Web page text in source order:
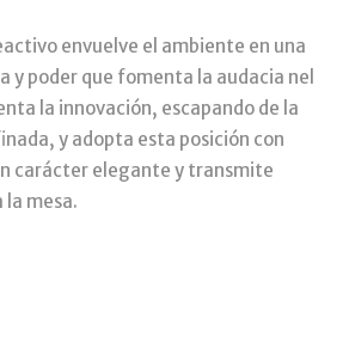
envuelve el ambiente en una
y ​​poder que fomenta la audacia nel
la innovación, escapando de la
y adopta esta posición con
carácter elegante y transmite
la mesa.